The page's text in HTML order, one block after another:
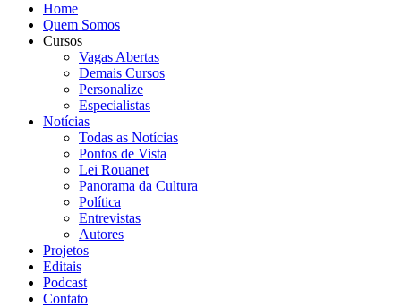
Home
Quem Somos
Cursos
Vagas Abertas
Demais Cursos
Personalize
Especialistas
Notícias
Todas as Notícias
Pontos de Vista
Lei Rouanet
Panorama da Cultura
Política
Entrevistas
Autores
Projetos
Editais
Podcast
Contato